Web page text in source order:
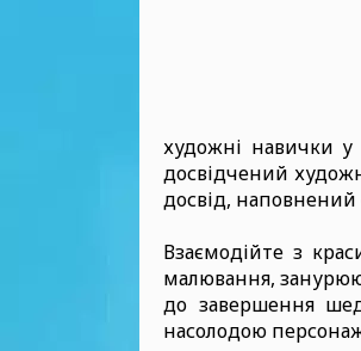
художні навички у
досвідчений
досвід, наповнений
Взаємодійте з
малювання,
до завершення
насолодою